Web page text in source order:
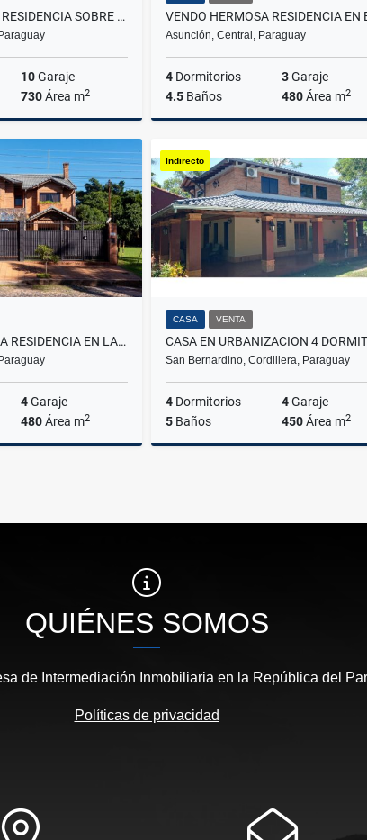
EN VENTA GRAN RESIDENCIA SOBRE AVDA ESPAÑA
10Garaje
730Área m2
US$1,600,000
Asunción, Central, Paraguay
4 Dormitorios 3Garaje
4.5 Baños 480Área m2
VENDO HERMOSA RESIDENCIA EN LA MEJOR ZONA DE MBURUCUYA
4Garaje
480Área m2
Indirecto
CASA VENTA
San Bernardino, Cordillera, Paraguay
4 Dormitorios 4Garaje
5 Baños 450Área m2
QUIÉNES SOMOS
de Intermediación Inmobiliaria en la República del
Políticas de privacidad